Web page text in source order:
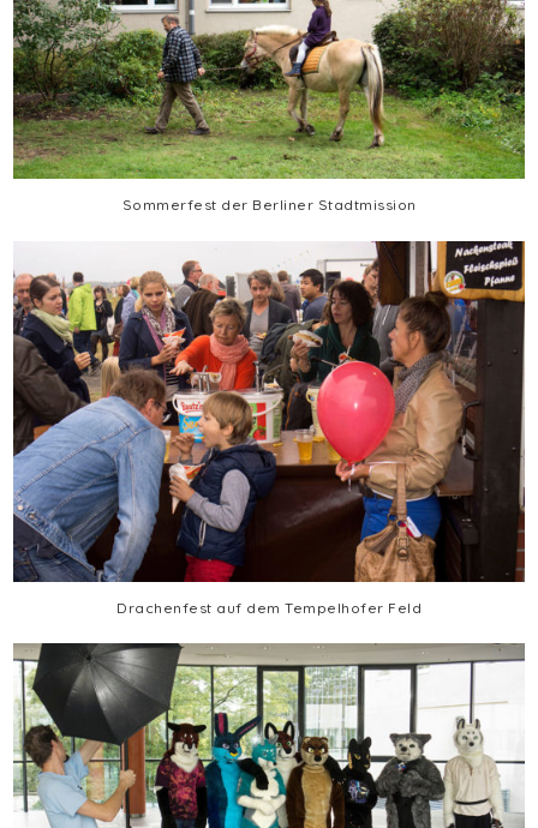
Sommerfest der Berliner Stadtmission
Drachenfest auf dem Tempelhofer Feld